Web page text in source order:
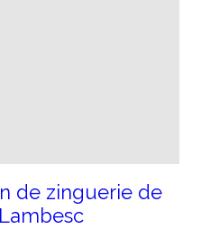
de zinguerie de